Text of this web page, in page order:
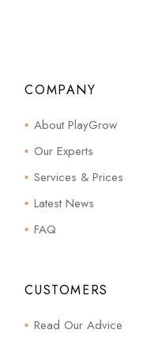
COMPANY
About PlayGrow
Our Experts
Services & Prices
Latest News
FAQ
CUSTOMERS
Read Our Advice